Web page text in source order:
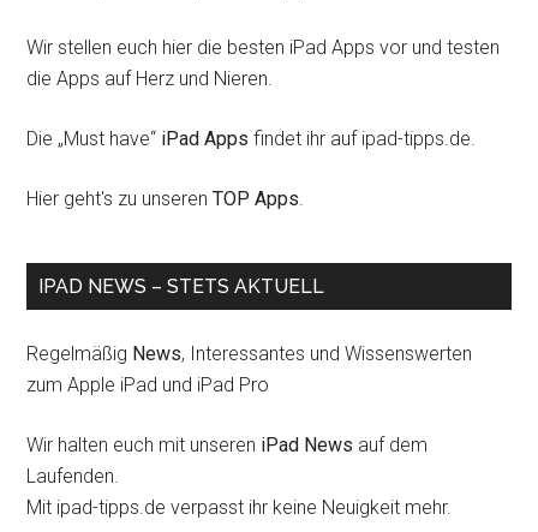
Wir stellen euch hier die besten iPad Apps vor und testen
die Apps auf Herz und Nieren.
Die „Must have“ iPad Apps findet ihr auf ipad-tipps.de.
Hier geht's zu unserenTOP Apps.
IPAD NEWS – STETS AKTUELL
Regelmäßig News, Interessantes und Wissenswerten
zum Apple iPad und iPad Pro
Wir halten euch mit unseren iPad News auf dem
Laufenden.
Mit ipad-tipps.de verpasst ihr keine Neuigkeit mehr.